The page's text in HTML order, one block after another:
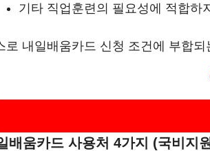
기타 직업훈련의 필요성에 적합하
로 내일배움카드 신청 조건에 부합
배움카드 사용처 4가지 (국비지